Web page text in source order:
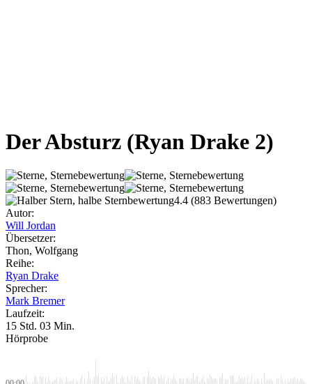
Der Absturz (Ryan Drake 2)
4.4 (883 Bewertungen)
Autor:
Will Jordan
Übersetzer:
Thon, Wolfgang
Reihe:
Ryan Drake
Sprecher:
Mark Bremer
Laufzeit:
15 Std. 03 Min.
Hörprobe